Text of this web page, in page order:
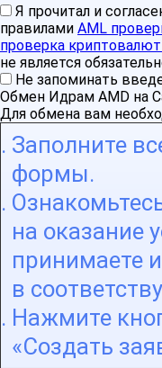
Я прочитал и
правилами AML
проверка
не является
Не запоминать
Обмен Идрам AMD на
Для обмена вам
Заполните
формы.
на оказание
принимаете
в
Нажмите
«Создать